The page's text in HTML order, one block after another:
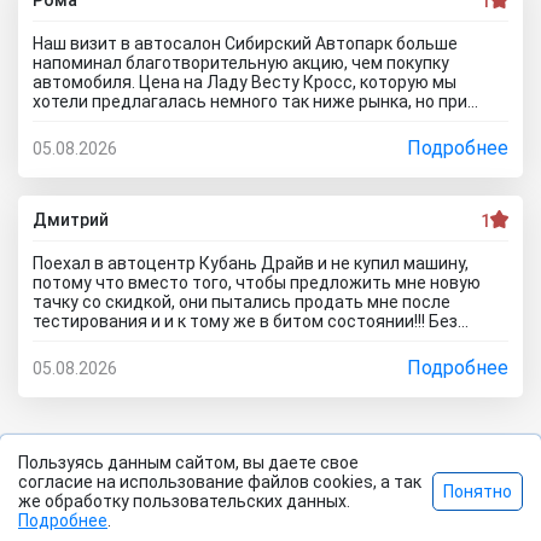
цены на них, которые НАМНОГО ВЫШЕ обещанных на
сайте.. Говорят ну мы же пишем что сайт не оферта, все
надо уточнять.... так я по телефону уточнял мне тоже
самое сказали что стоимость машины актуальна..развод
какойто..почитал что пишут в отзывах об автосалоне
рекламе и приехал прямиком в лапы перекупщиков!
Наш визит в автосалон Сибирский Автопарк больше
напоминал благотворительную акцию, чем покупку
автомобиля. Цена на Ладу Весту Кросс, которую мы
хотели предлагалась немного так ниже рынка, но при
стоимость. Договор вышел сомнительный, куча лишнего,
и мы чувствовали, что они нас за лохов принимают. Не
рекомендуем этот автоцентр с микрорайона Летный 12
никому... в Новосибирске есть куча нормальных
автодилеров, поэтому на этих перекупов время лучше не
05.08.2026 Подробнее
Дмитрий 1
Поехал в автоцентр Кубань Драйв и не купил машину,
потому что вместо того, чтобы предложить мне новую
тачку со скидкой, они пытались продать мне после
тестирования и и к тому же в битом состоянии!!! Без
скорее всего скажет, что эти машины проблемные. Так
что не теряйте время, обратитесь к официальному
дилеру и рекламе в интернете не верьте, а то как я
автосалон Кубань Драйв отзывы почитать чтоб понять
что с этим автодилером каши не сваришь.
05.08.2026 Подробнее
©2026 Все права защищены. |
Политика
конфиденциальности
Пользуясь данным сайтом, вы даете свое
согласие на использование файлов cookies, а так
же обработку пользовательских данных.
Подробнее
Понятно